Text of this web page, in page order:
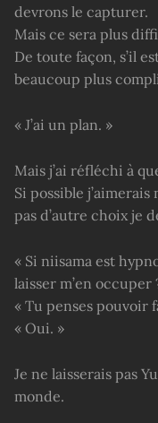
devrons le capturer.
Mais ce sera plus
De toute façon, s’il
beaucoup plus
« J’ai un plan. »
Mais j’ai réfléchi à
Si possible j’aimerais
pas d’autre choix je
« Si niisama est
laisser m’en occuper
« Tu penses pouvoir
« Oui. »
Je ne laisserais pas
monde.